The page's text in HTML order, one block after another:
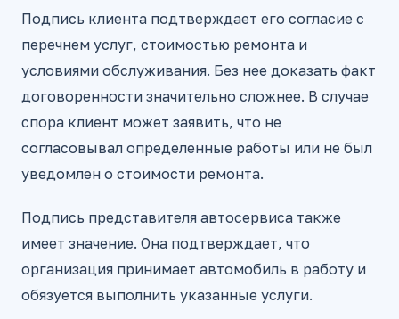
Подпись клиента подтверждает его согласие с
перечнем услуг, стоимостью ремонта и
условиями обслуживания. Без нее доказать факт
договоренности значительно сложнее. В случае
спора клиент может заявить, что не
согласовывал определенные работы или не был
уведомлен о стоимости ремонта.
Подпись представителя автосервиса также
имеет значение. Она подтверждает, что
организация принимает автомобиль в работу и
обязуется выполнить указанные услуги.